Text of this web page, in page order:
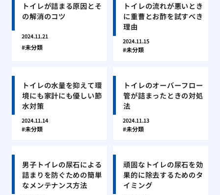
トイレが詰まる原因とそ
の解消のコツ
2024.11.21
未分類
トイレの流れが悪いとき
に重曹とお酢を試すべき
理由
2024.11.15
未分類
トイレの水量を抑えて環
境にも家計にも優しい節
水対策
2024.11.14
未分類
トイレのオーバーフロー
管が詰まったときの対処
法
2024.11.13
未分類
男子トイレの尿石による
詰まりを防ぐための簡単
なメンテナンス方法
頑固なトイレの尿石を効
果的に除去するためのタ
イミング